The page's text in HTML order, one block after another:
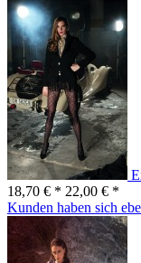
18,70 € * 22,00 € *
Kunden haben sich